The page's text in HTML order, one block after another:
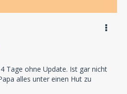
Tage ohne Update. Ist gar nicht
alles unter einen Hut zu